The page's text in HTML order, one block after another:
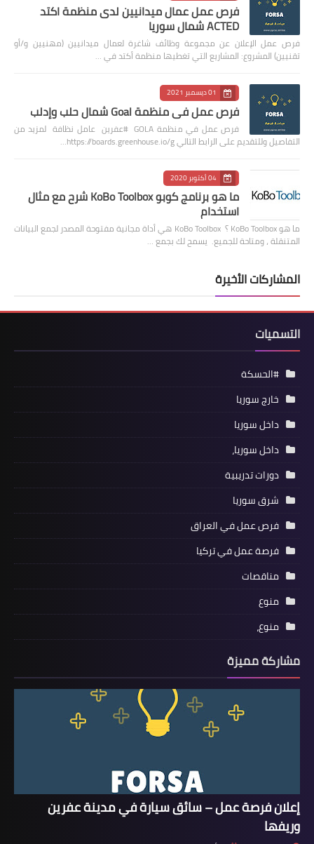
فرص عمل عمال ميدانيين لدى منظمة اكتد
ACTED شمال سوريا
فرص عمل الإعلان عن مجموعة وظائف شاغرة لعمال ميدانيين (مهنيين و/أو
تقنيين) المشروع: المشاريع التي تغطيها منظمة أكتد في …
01 ديسمبر 2021
فرص عمل في منظمة Goal شمال حلب وإدلب
فرص عمل في منظمة GOLA #عفرين عامل نظافة لمزيد من
التفاصيل وللتقديم على الرابط التالي https://boards.greenhouse.io/g…
04 أكتوبر 2020
ما هو برنامج كوبو KoBo Toolbox شرح مع مثال
استخدام
ما هو KoBo Toolbox ؟ KoBo Toolbox هي أداة مجانية مفتوحة المصدر لجمع البيانات
المتنقلة ، ومتاحة للجميع. يسمح لك بجمع …
المشاركات الأخيرة
التسميات
#الحسكة
خارج سوريا
داخل سوريا
داخل سوريا،
دورات تدريبية
شرق سوريا
فرص عمل في العراق
فرصة عمل في تركيا
مناقصات
منوع
منوع،
مشاركة مميزة
إعلان فرصة عمل – سائق سيارة في مدينة عفرين
وريفها